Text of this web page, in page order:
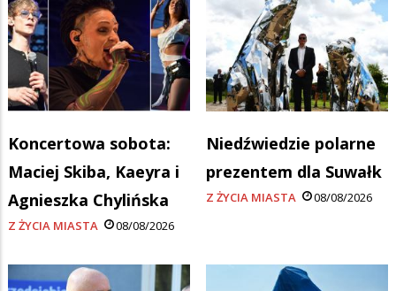
Koncertowa sobota:
Maciej Skiba, Kaeyra i
Agnieszka Chylińska
Z ŻYCIA MIASTA 08/08/2026
Niedźwiedzie polarne
prezentem dla Suwałk
Z ŻYCIA MIASTA 08/08/2026